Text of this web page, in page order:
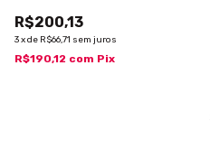
R$200,13
3xde R$66,71 sem juros
R$190,12 com Pix